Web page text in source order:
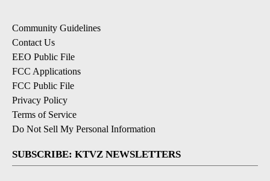
Community Guidelines
Contact Us
EEO Public File
FCC Applications
FCC Public File
Privacy Policy
Terms of Service
Do Not Sell My Personal Information
SUBSCRIBE: KTVZ NEWSLETTERS